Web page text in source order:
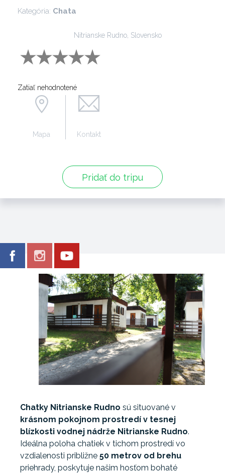
Kategória: Chata
Nitrianske Rudno, Slovensko
Zatiaľ nehodnotené
Pridať do tripu
Mapa Kontakt
Chatky Nitrianske Rudno sú situované v
krásnom pokojnom prostredí v tesnej
blízkosti vodnej nádrže Nitrianske Rudno.
Ideálna poloha chatiek v tichom prostredí vo
vzdialenosti približne 50 metrov od brehu
priehrady, poskytuje našim hosťom bohaté